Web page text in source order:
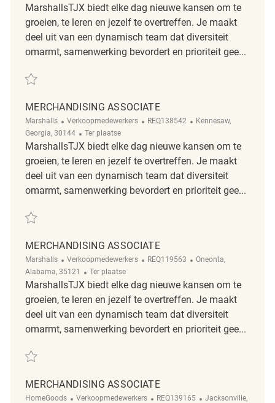
MarshallsTJX biedt elke dag nieuwe kansen om te
groeien, te leren en jezelf te overtreffen. Je maakt
deel uit van een dynamisch team dat diversiteit
omarmt, samenwerking bevordert en prioriteit gee...
Redden Merchandising Associate REQ111329
MERCHANDISING ASSOCIATE
Marshalls Categorie
Verkoopmedewerkers ReqId
REQ138542 Plaats
Kennesaw,
Georgia, 30144
Afgelegen
Ter plaatse
MarshallsTJX biedt elke dag nieuwe kansen om te
groeien, te leren en jezelf te overtreffen. Je maakt
deel uit van een dynamisch team dat diversiteit
omarmt, samenwerking bevordert en prioriteit gee...
Redden Merchandising Associate REQ138542
MERCHANDISING ASSOCIATE
Marshalls Categorie
Verkoopmedewerkers ReqId
REQ119563 Plaats
Oneonta,
Alabama, 35121
Afgelegen
Ter plaatse
MarshallsTJX biedt elke dag nieuwe kansen om te
groeien, te leren en jezelf te overtreffen. Je maakt
deel uit van een dynamisch team dat diversiteit
omarmt, samenwerking bevordert en prioriteit gee...
Redden Merchandising Associate REQ119563
MERCHANDISING ASSOCIATE
HomeGoods Categorie
Verkoopmedewerkers ReqId
REQ139165 Plaats
Jacksonville,